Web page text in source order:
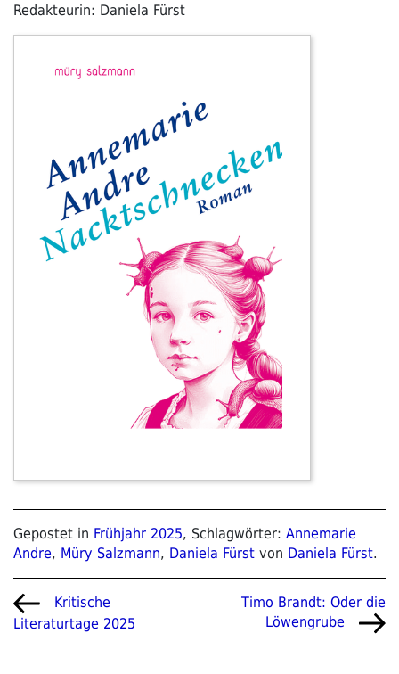
Redakteurin: Daniela Fürst
Gepostet in Frühjahr 2025, Schlagwörter: Annemarie
Andre, Müry Salzmann, Daniela Fürst von Daniela Fürst.
Beitragsnavigation
Vorheriger
Beitrag
Kritische
Literaturtage 2025
Nächster
Beitrag
Timo Brandt: Oder die
Löwengrube